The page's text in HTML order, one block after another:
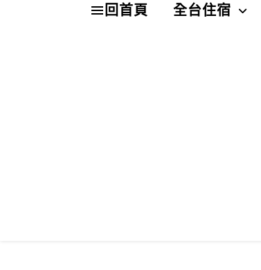
回首頁 全台住宿